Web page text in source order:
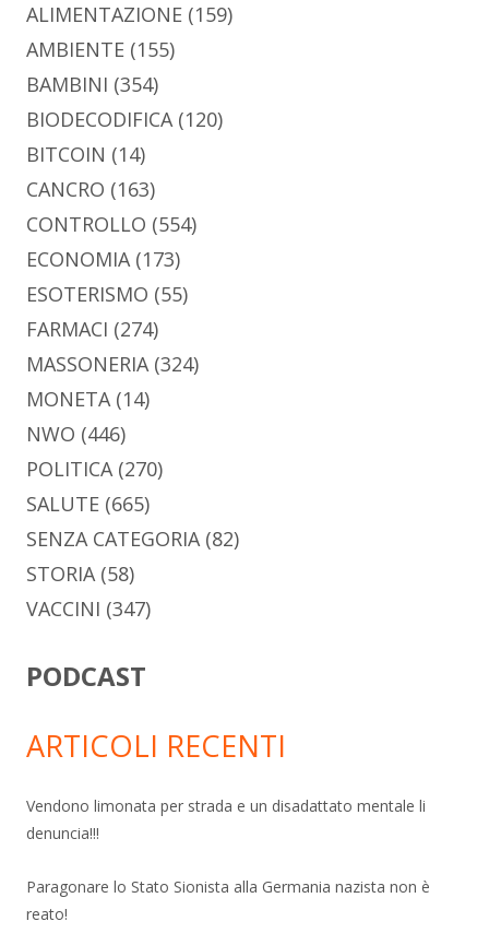
ALIMENTAZIONE (159)
AMBIENTE (155)
BAMBINI (354)
BIODECODIFICA(120)
BITCOIN (14)
CANCRO (163)
CONTROLLO (554)
ECONOMIA(173)
ESOTERISMO (55)
FARMACI (274)
MASSONERIA(324)
MONETA(14)
NWO (446)
POLITICA(270)
SALUTE (665)
SENZA CATEGORIA(82)
STORIA(58)
VACCINI (347)
PODCAST
ARTICOLI RECENTI
Vendono limonata per strada e un disadattato mentale li
denuncia!!!
Paragonare lo Stato Sionista alla Germania nazista non è
reato!